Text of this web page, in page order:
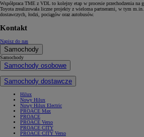
Współpraca TME z VDL to kolejny etap w procesie przechodzenia na
Toyota zrealizowała liczne projekty z wieloma partnerami, w tym
dostawczych, łodzi, pociągów oraz autobusów.
Kontakt
Napisz do nas
Samochody
Samochody
Samochody osobowe
Samochody dostawcze
Hilux
Nowy Hilux
Nowy Hilux Electric
PROACE Max
PROACE
PROACE Verso
PROACE CITY
PROACE CITY Verso